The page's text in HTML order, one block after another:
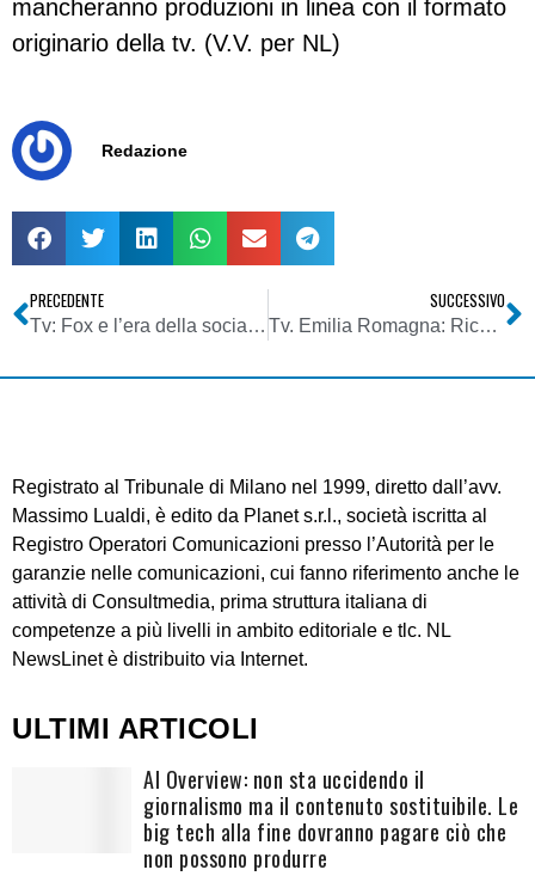
mancheranno produzioni in linea con il formato
originario della tv. (V.V. per NL)
Redazione
PRECEDENTE
Tv: Fox e l’era della social tv
SUCCESSIVO
Tv. Emilia Romagna: Richetti (Regione), Governo intervenga su assegnazione frequenze
Registrato al Tribunale di Milano nel 1999, diretto dall’avv.
Massimo Lualdi, è edito da Planet s.r.l., società iscritta al
Registro Operatori Comunicazioni presso l’Autorità per le
garanzie nelle comunicazioni, cui fanno riferimento anche le
attività di Consultmedia, prima struttura italiana di
competenze a più livelli in ambito editoriale e tlc. NL
NewsLinet è distribuito via Internet.
ULTIMI ARTICOLI
AI Overview: non sta uccidendo il
giornalismo ma il contenuto sostituibile. Le
big tech alla fine dovranno pagare ciò che
non possono produrre